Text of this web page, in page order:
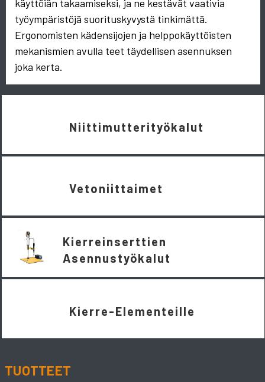
käyttöiän takaamiseksi, ja ne kestävät vaativia
työympäristöjä suorituskyvystä tinkimättä.
Ergonomisten kädensijojen ja helppokäyttöisten
mekanismien avulla teet täydellisen asennuksen
joka kerta.
Niittimutterityökalut
Vetoniittaimet
Kierreinserttien
Asennustyökalut
Kierre-Elementeille
TUOTTEET